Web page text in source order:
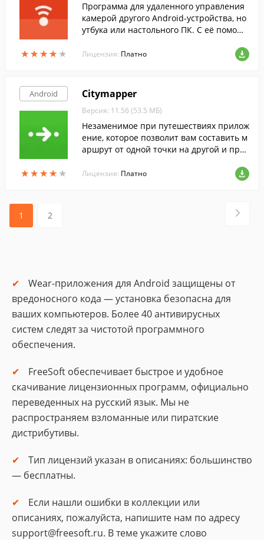
★★★★ ★
★★★★ ★
Программа для удаленного управления
камерой другого Android-устройства, но
утбука или настольного ПК. С её помощь
изображение с камер, но и удаленно осу
Лицензия: Платно
Android
★★★★ ★
★★★★ ★
Citymapper
Версия: 11.56 (53.5 МБ)
Незаменимое при путешествиях прилож
ение, которое позволит вам составить м
аршрут от одной точки на другой и пред
для этого.
Лицензия: Платно
1 2
Wear-приложения для Android защищены от
вредоносного кода — установка безопасна для
ваших компьютеров. Более 40 антивирусных
систем следят за чистотой программного
обеспечения.
FreeSoft обеспечивает быстрое и удобное
скачивание лицензионных программ, официально
переведенных на русский язык. Мы не
распространяем взломанные или пиратские
дистрибутивы.
Тип лицензий указан в описаниях: большинство
— бесплатны.
Если нашли ошибки в коллекции или
описаниях, пожалуйста, напишите нам по адресу
support@freesoft.ru. В теме укажите слово